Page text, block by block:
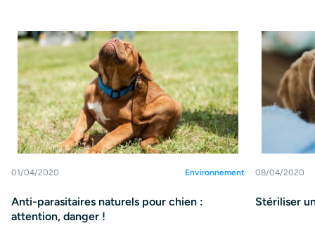
01/04/2020 Environnement
Anti-parasitaires naturels pour chien :
attention, danger !
08/04/2020
Stériliser